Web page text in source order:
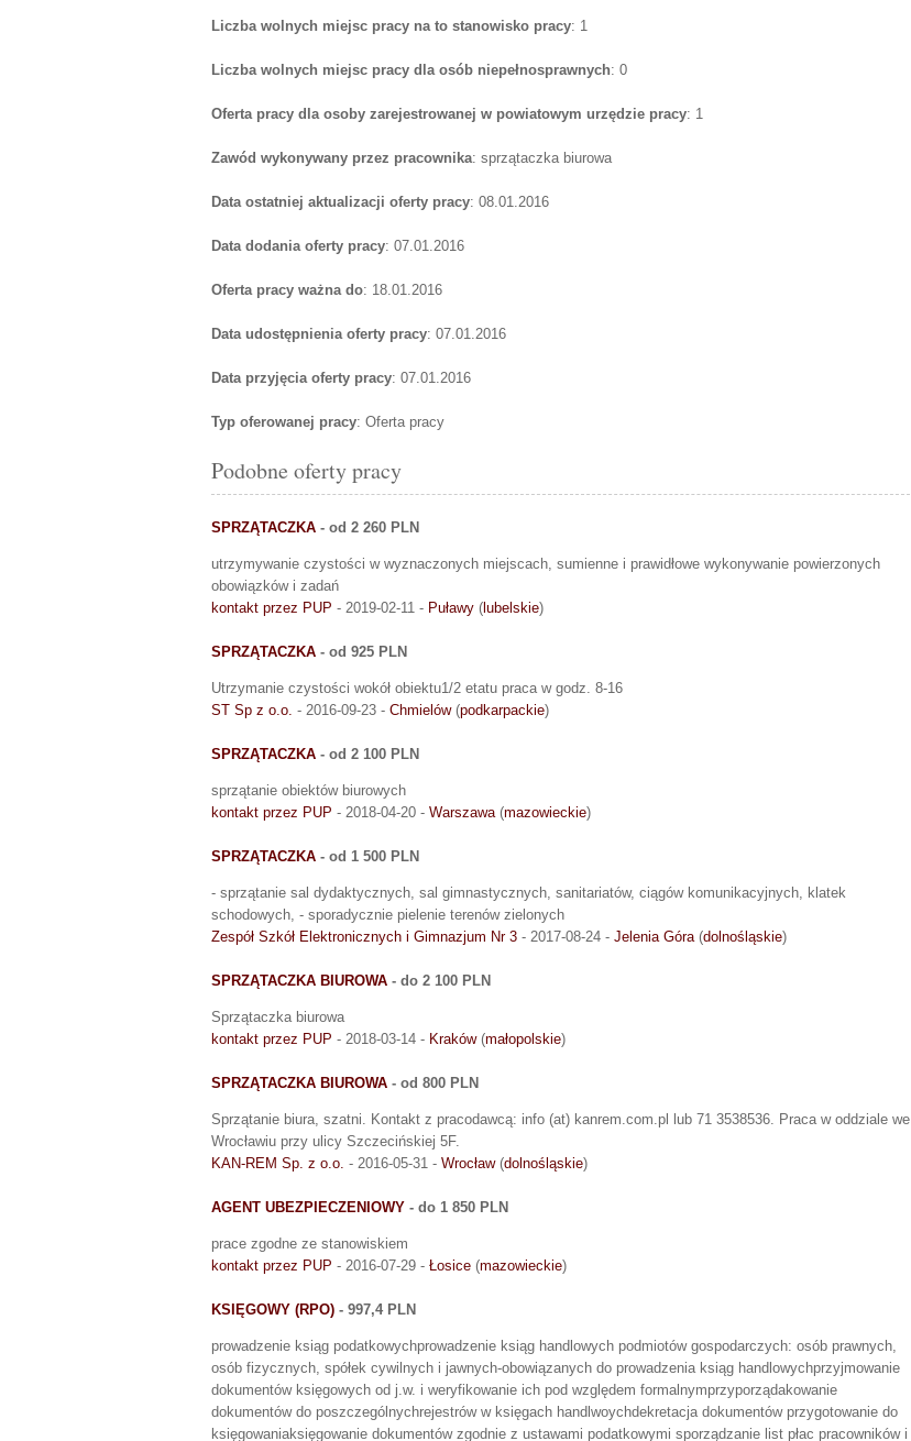
Liczba wolnych miejsc pracy na to stanowisko pracy: 1
Liczba wolnych miejsc pracy dla osób niepełnosprawnych: 0
Oferta pracy dla osoby zarejestrowanej w powiatowym urzędzie pracy: 1
Zawód wykonywany przez pracownika: sprzątaczka biurowa
Data ostatniej aktualizacji oferty pracy: 08.01.2016
Data dodania oferty pracy: 07.01.2016
Oferta pracy ważna do: 18.01.2016
Data udostępnienia oferty pracy: 07.01.2016
Data przyjęcia oferty pracy: 07.01.2016
Typ oferowanej pracy: Oferta pracy
Podobne oferty pracy
SPRZĄTACZKA - od 2 260 PLN
utrzymywanie czystości w wyznaczonych miejscach, sumienne i prawidłowe wykonywanie powierzonych
obowiązków i zadań
kontakt przez PUP - 2019-02-11 - Puławy ( lubelskie)
SPRZĄTACZKA - od 925 PLN
Utrzymanie czystości wokół obiektu1/2 etatu praca w godz. 8-16
ST Sp z o.o. - 2016-09-23 - Chmielów(podkarpackie)
SPRZĄTACZKA - od 2 100 PLN
sprzątanie obiektów biurowych
kontakt przez PUP - 2018-04-20 - Warszawa(mazowieckie)
SPRZĄTACZKA - od 1 500 PLN
- sprzątanie sal dydaktycznych, sal gimnastycznych, sanitariatów, ciągów komunikacyjnych, klatek
schodowych, - sporadycznie pielenie terenów zielonych
Zespół Szkół Elektronicznych i Gimnazjum Nr 3 - 2017-08-24 - Jelenia Góra(dolnośląskie)
SPRZĄTACZKA BIUROWA - do 2 100 PLN
Sprzątaczka biurowa
kontakt przez PUP - 2018-03-14 - Kraków(małopolskie)
SPRZĄTACZKA BIUROWA - od 800 PLN
Sprzątanie biura, szatni. Kontakt z pracodawcą: info (at) kanrem.com.pl lub 71 3538536. Praca w oddziale we
Wrocławiu przy ulicy Szczecińskiej 5F.
KAN-REM Sp. z o.o. - 2016-05-31 - Wrocław(dolnośląskie)
AGENT UBEZPIECZENIOWY - do 1 850 PLN
prace zgodne ze stanowiskiem
kontakt przez PUP - 2016-07-29 - Łosice (mazowieckie)
KSIĘGOWY (RPO) - 997,4 PLN
prowadzenie ksiąg podatkowychprowadzenie ksiąg handlowych podmiotów gospodarczych: osób prawnych,
osób fizycznych, spółek cywilnych i jawnych-obowiązanych do prowadzenia ksiąg handlowychprzyjmowanie
dokumentów księgowych od j.w. i weryfikowanie ich pod względem formalnymprzyporządakowanie
dokumentów do poszczególnychrejestrów w księgach handlwoychdekretacja dokumentów przygotowanie do
księgowaniaksięgowanie dokumentów zgodnie z ustawami podatkowymi sporządzanie list płac pracowników i